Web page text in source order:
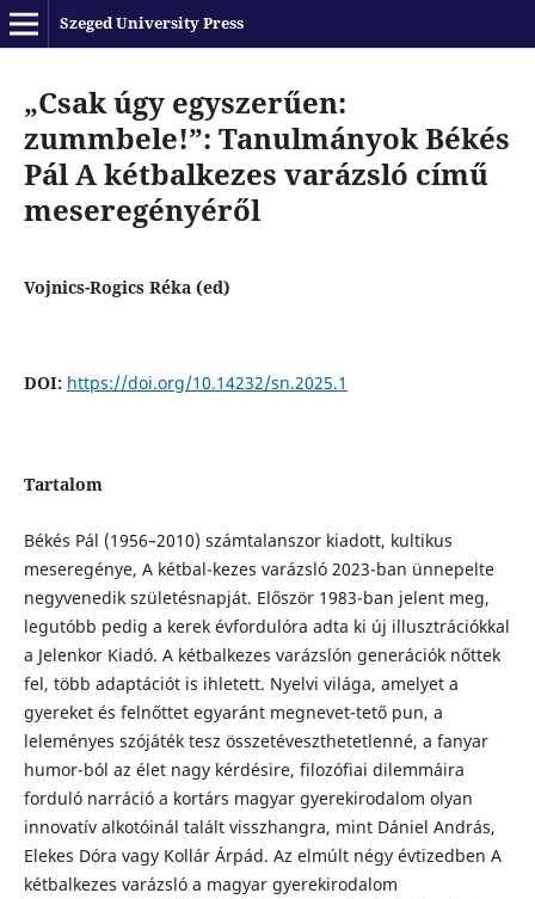
Szeged University Press
„Csak úgy egyszerűen:
zummbele!”: Tanulmányok Békés
Pál A kétbalkezes varázsló című
meseregényéről
Vojnics-Rogics Réka (ed)
DOI: https://doi.org/10.14232/sn.2025.1
Tartalom
Békés Pál (1956–2010) számtalanszor kiadott, kultikus
meseregénye, A kétbal-kezes varázsló 2023-ban ünnepelte
negyvenedik születésnapját. Először 1983-ban jelent meg,
legutóbb pedig a kerek évfordulóra adta ki új illusztrációkkal
a Jelenkor Kiadó. A kétbalkezes varázslón generációk nőttek
fel, több adaptációt is ihletett. Nyelvi világa, amelyet a
gyereket és felnőttet egyaránt megnevet-tető pun, a
leleményes szójáték tesz összetéveszthetetlenné, a fanyar
humor-ból az élet nagy kérdésire, filozófiai dilemmáira
forduló narráció a kortárs magyar gyerekirodalom olyan
innovatív alkotóinál talált visszhangra, mint Dániel András,
Elekes Dóra vagy Kollár Árpád. Az elmúlt négy évtizedben A
kétbalkezes varázsló a magyar gyerekirodalom